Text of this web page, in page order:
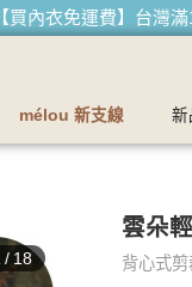
【買內衣免運費】台灣
【父親節快樂】男內
mélou 新支線 新
/ 18
雲朵
背心式